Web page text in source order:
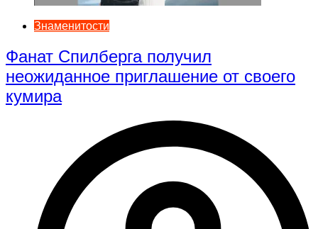
Знаменитости
Фанат Спилберга получил
неожиданное приглашение от своего
кумира